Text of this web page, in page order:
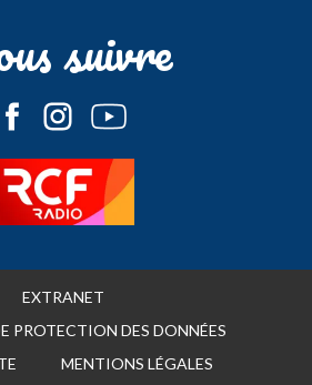
suivre
EXTRANET
PROTECTION DES DONNÉES
MENTIONS LÉGALES